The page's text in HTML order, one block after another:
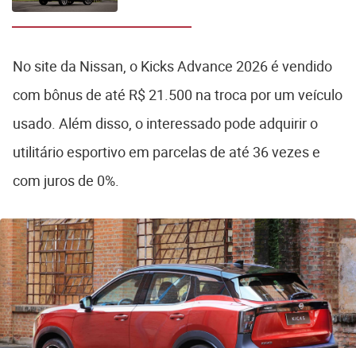
Brasil
No site da Nissan, o Kicks Advance 2026 é vendido
com bônus de até R$ 21.500 na troca por um veículo
usado. Além disso, o interessado pode adquirir o
utilitário esportivo em parcelas de até 36 vezes e
com juros de 0%.